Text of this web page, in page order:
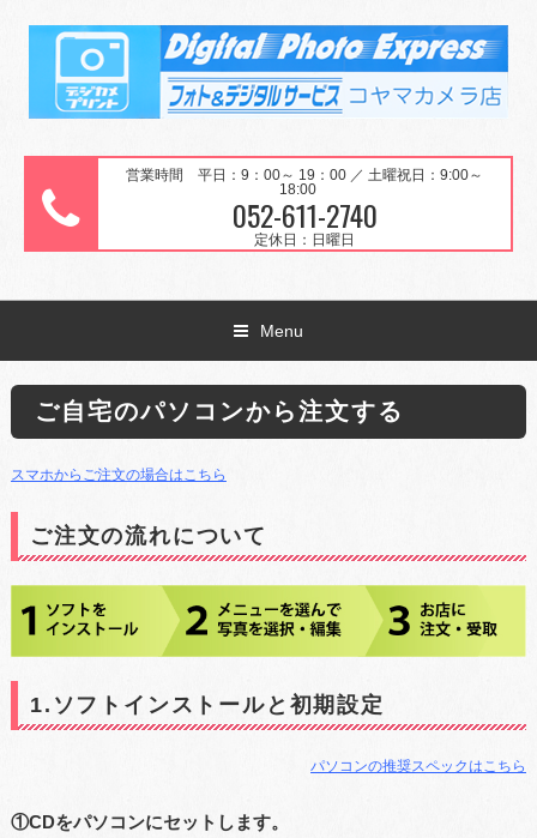
営業時間 平日：9：00～ 19：00 ／ 土曜祝日：9:00～
18:00
052-611-2740
定休日：日曜日
Menu
ご自宅のパソコンから注文する
スマホからご注文の場合はこちら
ご注文の流れについて
1.ソフトインストールと初期設定
パソコンの推奨スペックはこちら
①CDをパソコンにセットします。